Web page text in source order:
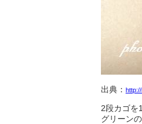
出典：
2段カゴを
グリーン